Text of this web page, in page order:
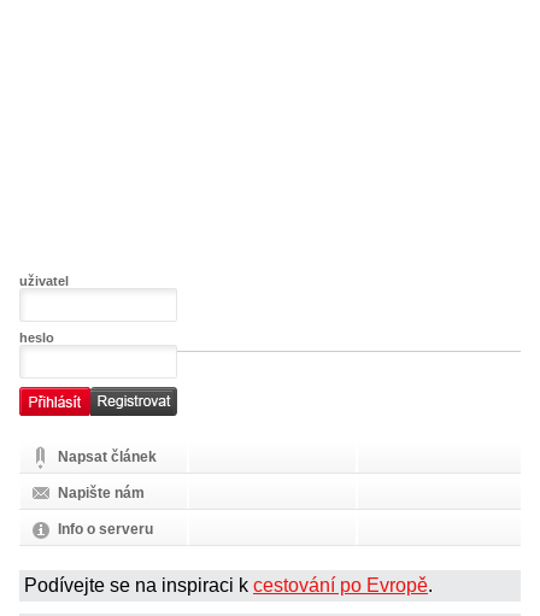
uživatel
heslo
Napsat článek
Napište nám
Info o serveru
Podívejte se na inspiraci k cestování po Evropě.